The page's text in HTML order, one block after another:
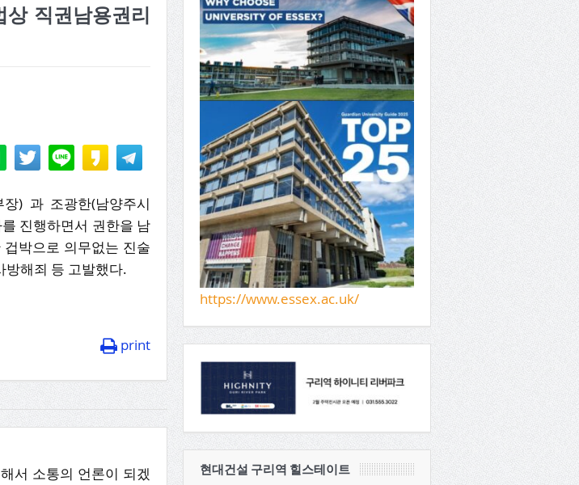
직권남용권리
) 과 조광한(남양주시
진행하면서 권한을 남
박으로 의무없는 진술
방해죄 등 고발했다.
print
서 소통의 언론이 되겠
https://www.essex.ac.uk/
현대건설 구리역 힐스테이트